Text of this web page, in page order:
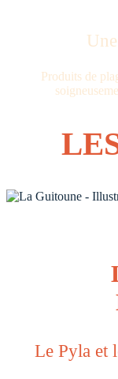
Produits de
Le Pyla et